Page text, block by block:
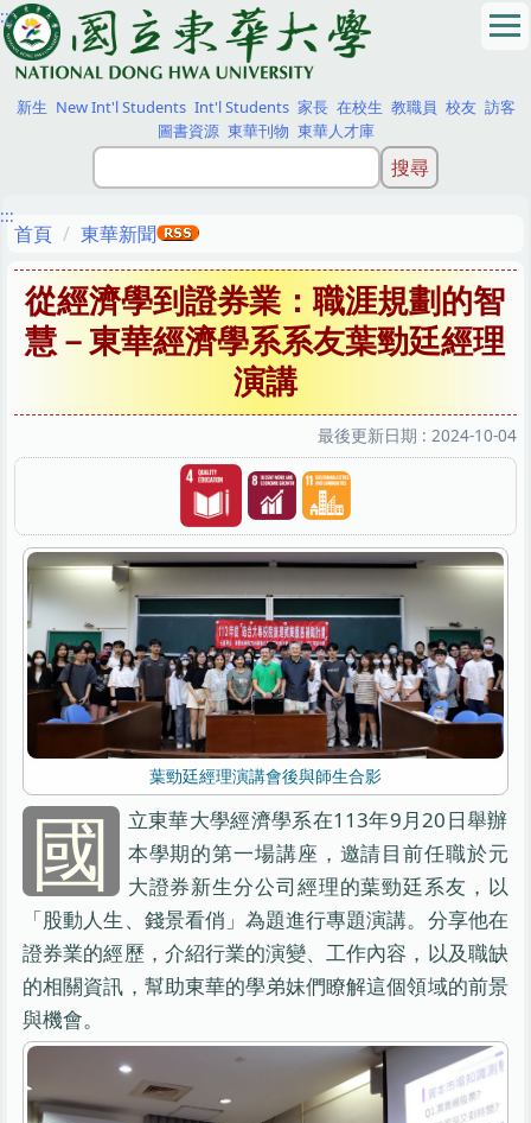
跳
到
主
要
內
:::
新生 New Int'l Students Int'l Students 家長 在校生 教職員 校友 訪客
圖書資源 東華刊物 東華人才庫
:::
首頁 東華新聞
從經濟學到證券業：職涯規劃的智
慧－東華經濟學系系友葉勁廷經理
演講
最後更新日期 : 2024-10-04
葉勁廷經理演講會後與師生合影
國
立東華大學經濟學系在113年9月20日舉辦
本學期的第一場講座，邀請目前任職於元
大證券新生分公司經理的葉勁廷系友，以
「股動人生、錢景看俏」為題進行專題演講。分享他在
證券業的經歷，介紹行業的演變、工作內容，以及職缺
的相關資訊，幫助東華的學弟妹們瞭解這個領域的前景
與機會。